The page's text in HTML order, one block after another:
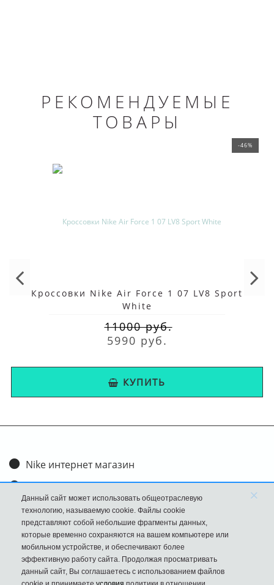
РЕКОМЕНДУЕМЫЕ
ТОВАРЫ
-46%
Кроссовки Nike Air Force 1 07 LV8 Sport
White
11000 руб.
5990 руб.
КУПИТЬ
Nike интернет магазин
Доставка и оплата
Обмен и возврат
Размеры
FAQ
Новости
Данный сайт может использовать общеотраслевую
технологию, называемую cookie. Файлы cookie
представляют собой небольшие фрагменты данных,
которые временно сохраняются на вашем компьютере или
мобильном устройстве, и обеспечивают более
эффективную работу сайта. Продолжая просматривать
данный сайт, Вы соглашаетесь с использованием файлов
×